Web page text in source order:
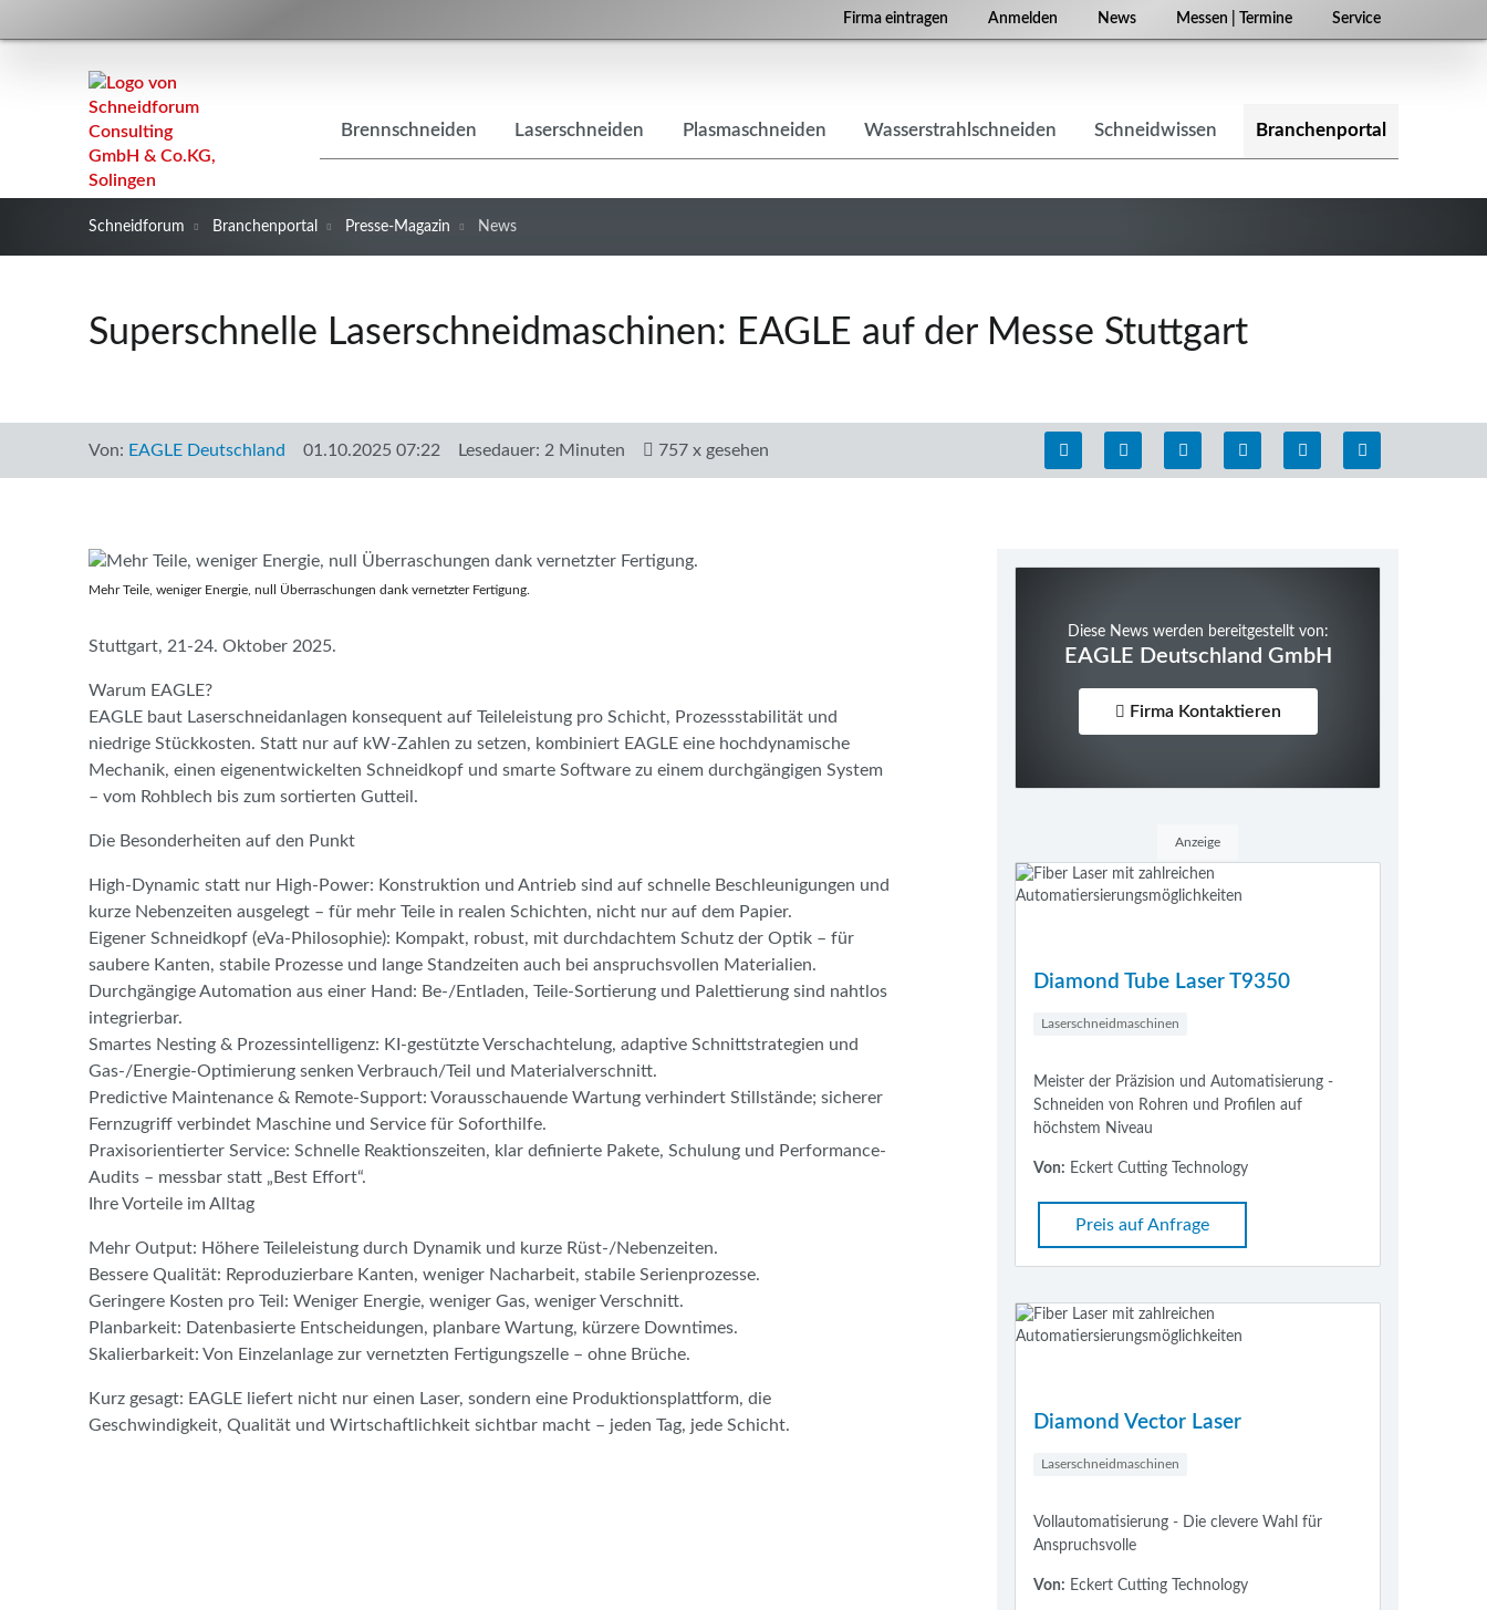
Firma eintragen Anmelden News Messen | Termine Service
überspringen
Brennschneiden Laserschneiden Plasmaschneiden Wasserstrahlschneiden Schneidwissen Branchenportal
Schneidforum Branchenportal Presse-Magazin News
Superschnelle Laserschneidmaschinen: EAGLE auf der Messe Stuttgart
Von: EAGLE Deutschland 01.10.2025 07:22 Lesedauer: 2 Minuten 757 x gesehen
Mehr Teile, weniger Energie, null Überraschungen dank vernetzter Fertigung.
Stuttgart, 21-24. Oktober 2025.
Warum EAGLE?
EAGLE baut Laserschneidanlagen konsequent auf Teileleistung pro Schicht, Prozessstabilität und
niedrige Stückkosten. Statt nur auf kW-Zahlen zu setzen, kombiniert EAGLE eine hochdynamische
Mechanik, einen eigenentwickelten Schneidkopf und smarte Software zu einem durchgängigen System
– vom Rohblech bis zum sortierten Gutteil.
Die Besonderheiten auf den Punkt
High-Dynamic statt nur High-Power: Konstruktion und Antrieb sind auf schnelle Beschleunigungen und
kurze Nebenzeiten ausgelegt – für mehr Teile in realen Schichten, nicht nur auf dem Papier.
Eigener Schneidkopf (eVa-Philosophie): Kompakt, robust, mit durchdachtem Schutz der Optik – für
saubere Kanten, stabile Prozesse und lange Standzeiten auch bei anspruchsvollen Materialien.
Durchgängige Automation aus einer Hand: Be-/Entladen, Teile-Sortierung und Palettierung sind nahtlos
integrierbar.
Smartes Nesting & Prozessintelligenz: KI-gestützte Verschachtelung, adaptive Schnittstrategien und
Gas-/Energie-Optimierung senken Verbrauch/Teil und Materialverschnitt.
Predictive Maintenance & Remote-Support: Vorausschauende Wartung verhindert Stillstände; sicherer
Fernzugriff verbindet Maschine und Service für Soforthilfe.
Praxisorientierter Service: Schnelle Reaktionszeiten, klar definierte Pakete, Schulung und Performance-
Audits – messbar statt „Best Effort“.
Ihre Vorteile im Alltag
Mehr Output: Höhere Teileleistung durch Dynamik und kurze Rüst-/Nebenzeiten.
Bessere Qualität: Reproduzierbare Kanten, weniger Nacharbeit, stabile Serienprozesse.
Geringere Kosten pro Teil: Weniger Energie, weniger Gas, weniger Verschnitt.
Planbarkeit: Datenbasierte Entscheidungen, planbare Wartung, kürzere Downtimes.
Skalierbarkeit: Von Einzelanlage zur vernetzten Fertigungszelle – ohne Brüche.
Kurz gesagt: EAGLE liefert nicht nur einen Laser, sondern eine Produktionsplattform, die
Geschwindigkeit, Qualität und Wirtschaftlichkeit sichtbar macht – jeden Tag, jede Schicht.
Diese News werden bereitgestellt von:
EAGLE Deutschland GmbH
Firma Kontaktieren
Anzeige
Diamond Tube Laser T9350
Laserschneidmaschinen
Meister der Präzision und Automatisierung -
Schneiden von Rohren und Profilen auf
höchstem Niveau
Von: Eckert Cutting Technology
Preis auf Anfrage
Diamond Vector Laser
Laserschneidmaschinen
Vollautomatisierung - Die clevere Wahl für
Anspruchsvolle
Von: Eckert Cutting Technology